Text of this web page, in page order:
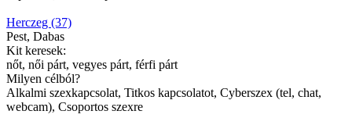
Herczeg (37)
Pest, Dabas
Kit keresek:
nőt, női párt, vegyes párt, férfi párt
Milyen célból?
Alkalmi szexkapcsolat, Titkos kapcsolatot, Cyberszex (tel, chat,
webcam), Csoportos szexre